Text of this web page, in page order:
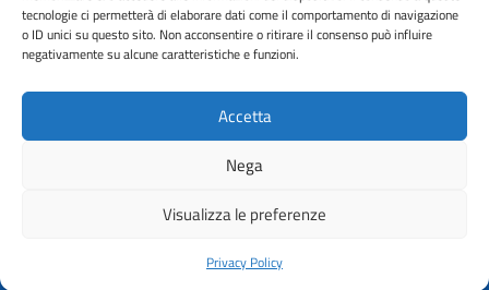
tecnologie ci permetterà di elaborare dati come il comportamento di navigazione
o ID unici su questo sito. Non acconsentire o ritirare il consenso può influire
negativamente su alcune caratteristiche e funzioni.
Accetta
Nega
Visualizza le preferenze
Privacy Policy
apparso sul Phys. Rev. Be ripreso daPhysics
Magazine.
© Quantum Catania – Università di Catania –